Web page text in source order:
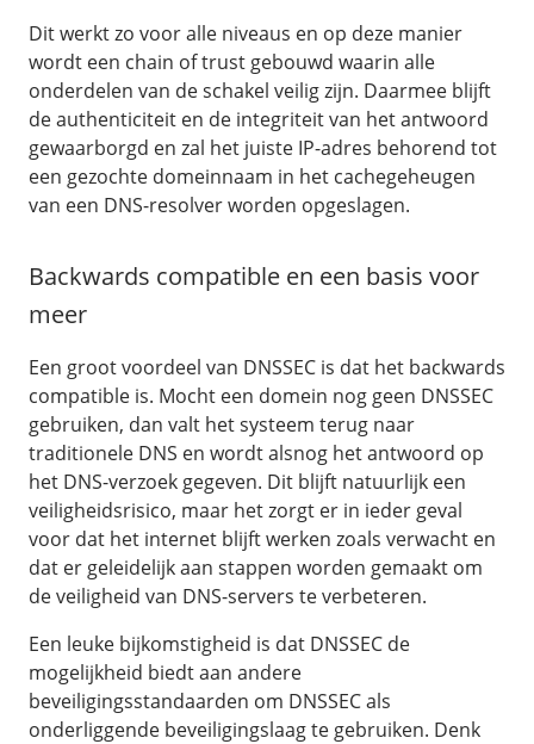
Dit werkt zo voor alle niveaus en op deze manier
wordt een chain of trust gebouwd waarin alle
onderdelen van de schakel veilig zijn. Daarmee blijft
de authenticiteit en de integriteit van het antwoord
gewaarborgd en zal het juiste IP-adres behorend tot
een gezochte domeinnaam in het cachegeheugen
van een DNS-resolver worden opgeslagen.
Backwards compatible en een basis voor
meer
Een groot voordeel van DNSSEC is dat het backwards
compatible is. Mocht een domein nog geen DNSSEC
gebruiken, dan valt het systeem terug naar
traditionele DNS en wordt alsnog het antwoord op
het DNS-verzoek gegeven. Dit blijft natuurlijk een
veiligheidsrisico, maar het zorgt er in ieder geval
voor dat het internet blijft werken zoals verwacht en
dat er geleidelijk aan stappen worden gemaakt om
de veiligheid van DNS-servers te verbeteren.
Een leuke bijkomstigheid is dat DNSSEC de
mogelijkheid biedt aan andere
beveiligingsstandaarden om DNSSEC als
onderliggende beveiligingslaag te gebruiken. Denk